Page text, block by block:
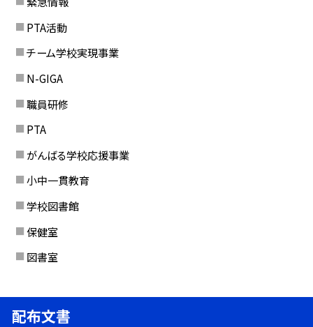
PTA活動
チーム学校実現事業
N-GIGA
職員研修
PTA
がんばる学校応援事業
小中一貫教育
学校図書館
保健室
図書室
配布文書